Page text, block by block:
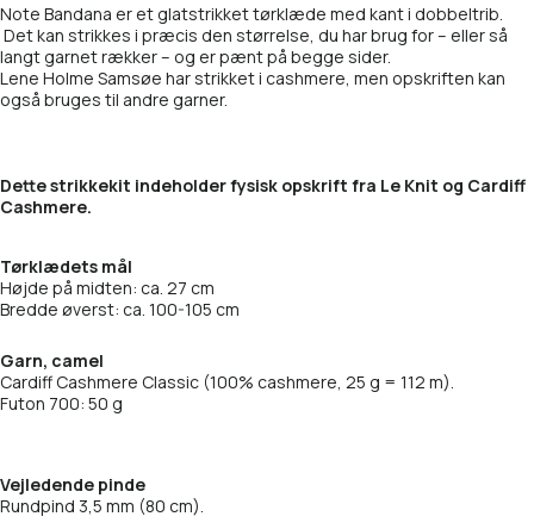
Note Bandana er et glatstrikket tørklæde med kant i dobbeltrib.
Det kan strikkes i præcis den størrelse, du har brug for – eller så
langt garnet rækker – og er pænt på begge sider.
Lene Holme Samsøe har strikket i cashmere, men opskriften kan
også bruges til andre garner.
Dette strikkekit indeholder fysisk opskrift fra Le Knit og Cardiff
Cashmere.
Tørklædets mål
Højde på midten: ca. 27 cm
Bredde øverst: ca. 100-105 cm
Garn, camel
Cardiff Cashmere Classic (100% cashmere, 25 g = 112 m).
Futon 700: 50 g
Vejledende pinde
Rundpind 3,5 mm (80 cm).